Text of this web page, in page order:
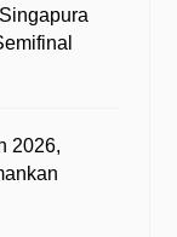
2026,